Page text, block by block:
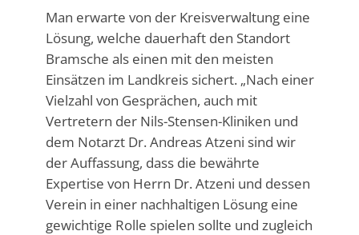
Man erwarte von der Kreisverwaltung eine
Lösung, welche dauerhaft den Standort
Bramsche als einen mit den meisten
Einsätzen im Landkreis sichert. „Nach einer
Vielzahl von Gesprächen, auch mit
Vertretern der Nils-Stensen-Kliniken und
dem Notarzt Dr. Andreas Atzeni sind wir
der Auffassung, dass die bewährte
Expertise von Herrn Dr. Atzeni und dessen
Verein in einer nachhaltigen Lösung eine
gewichtige Rolle spielen sollte und zugleich